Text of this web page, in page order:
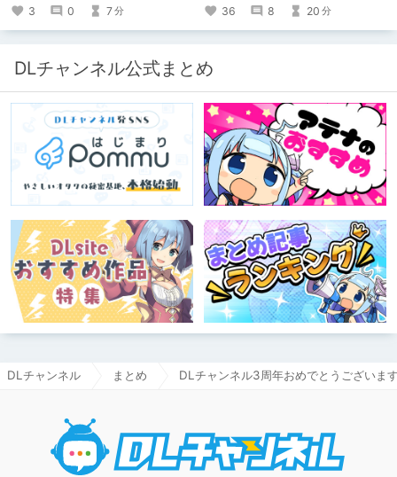
3
0 7分
36
8 20 分
DLチャンネル公式まとめ
DLチャンネル まとめ DLチャンネル3周年おめでとうございま